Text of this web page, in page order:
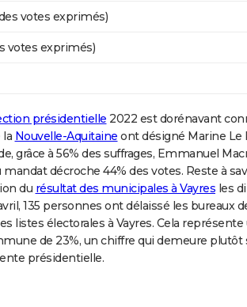
votes exprimés)
votes exprimés)
présidentielle 2022 est dorénavant
Nouvelle-Aquitaine ont désigné Marine Le
grâce à 56% des suffrages, Emmanuel
décroche 44% des votes. Reste à
du résultat des municipales à Vayres les
135 personnes ont délaissé les bureaux
listes électorales à Vayres. Cela représente
de 23%, un chiffre qui demeure plutôt
présidentielle.